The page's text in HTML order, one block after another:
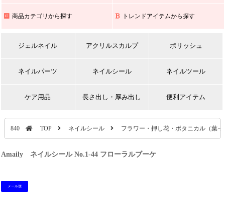
商品カテゴリから探す トレンドアイテムから探す
ジェルネイル アクリルスカルプ ポリッシュ
ネイルパーツ ネイルシール ネイルツール
ケア用品 長さ出し・厚み出し 便利アイテム
840 TOP ネイルシール フラワー・押し花・ボタニカル（葉
Amaily ネイルシール No.1-44 フローラルブーケ
メール便